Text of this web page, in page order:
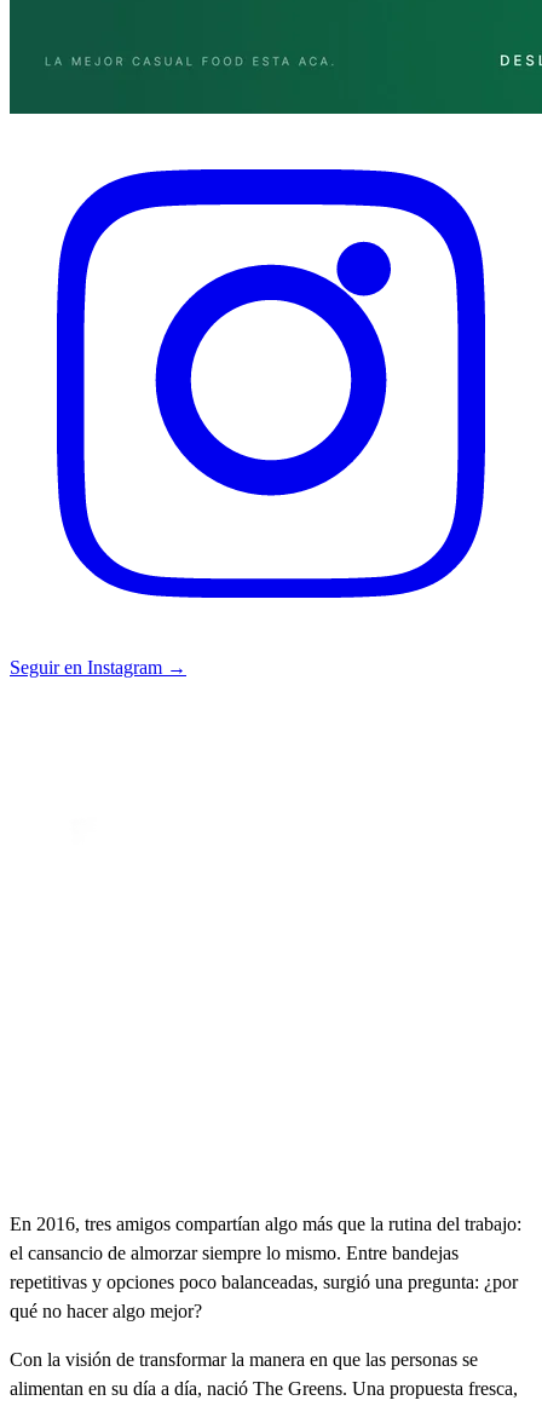
Seguir en Instagram →
En 2016, tres amigos compartían algo más que la rutina del trabajo:
el cansancio de almorzar siempre lo mismo. Entre bandejas
repetitivas y opciones poco balanceadas, surgió una pregunta: ¿por
qué no hacer algo mejor?
Con la visión de transformar la manera en que las personas se
alimentan en su día a día, nació The Greens. Una propuesta fresca,